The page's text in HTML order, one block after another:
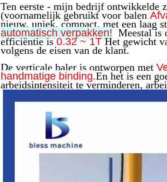
Ten eerste - mijn bedrijf ontwikkelde
(voornamelijk gebruikt voor balen
nieuw, uniek, compact, met een laag
automatisch verpakken! Meestal is
efficiëntie is 0.32 ~ 1T Het gewicht
volgens de eisen van de klant.
De verticale baler is ontworpen met
handmatige binding.En het is een
arbeidsintensiteit te verminderen,